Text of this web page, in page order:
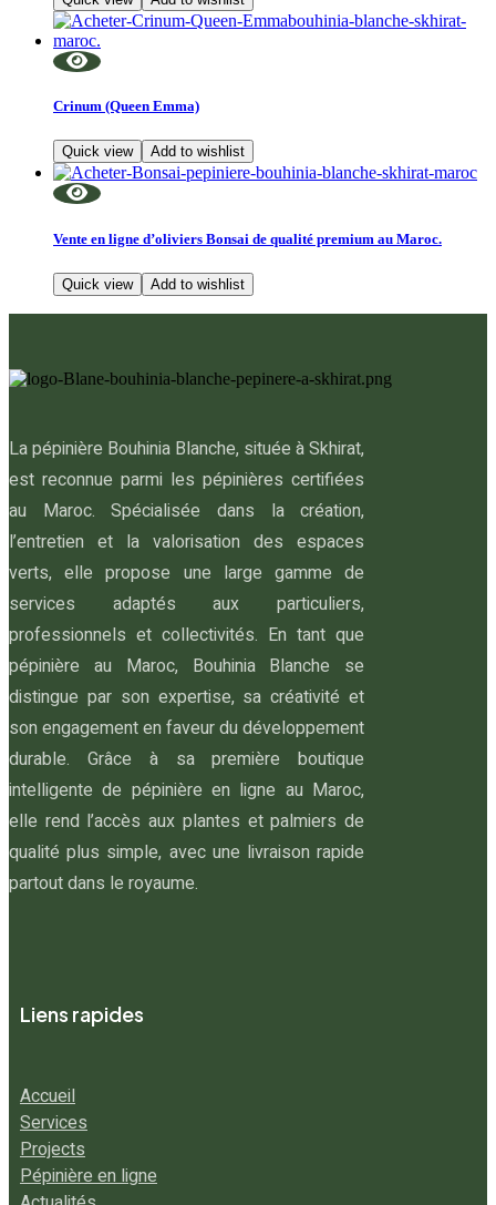
Crinum (Queen Emma)
Quick view Add to wishlist
Vente en ligne d’oliviers Bonsai de qualité premium au Maroc.
Quick view Add to wishlist
La pépinière Bouhinia Blanche, située à Skhirat,
est reconnue parmi les pépinières certifiées
au Maroc. Spécialisée dans la création,
l’entretien et la valorisation des espaces
verts, elle propose une large gamme de
services adaptés aux particuliers,
professionnels et collectivités. En tant que
pépinière au Maroc, Bouhinia Blanche se
distingue par son expertise, sa créativité et
son engagement en faveur du développement
durable. Grâce à sa première boutique
intelligente de pépinière en ligne au Maroc,
elle rend l’accès aux plantes et palmiers de
qualité plus simple, avec une livraison rapide
partout dans le royaume.
Liens rapides
Accueil
Services
Projects
Pépinière en ligne